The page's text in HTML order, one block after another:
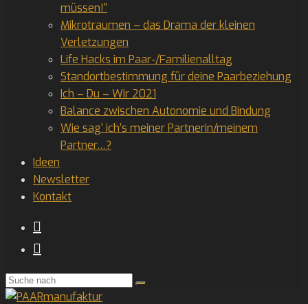
müssen!“
Mikrotraumen – das Drama der kleinen
Verletzungen
Life Hacks im Paar-/Familienalltag
Standortbestimmung für deine Paarbeziehung
Ich – Du – Wir 2021
Balance zwischen Autonomie und Bindung
Wie sag‘ ich’s meiner Partnerin/meinem
Partner…?
Ideen
Newsletter
Kontakt